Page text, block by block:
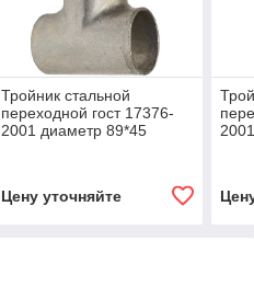
Тройник стальной
переходной гост 17376-
2001 диаметр 89*45
Цену уточняйте